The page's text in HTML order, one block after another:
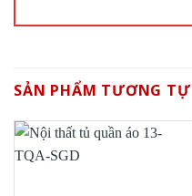
SẢN PHẨM TƯƠNG TỰ